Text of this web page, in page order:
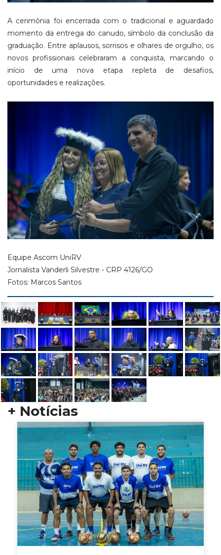
A cerimônia foi encerrada com o tradicional e aguardado
momento da entrega do canudo, símbolo da conclusão da
graduação. Entre aplausos, sorrisos e olhares de orgulho, os
novos profissionais celebraram a conquista, marcando o
início de uma nova etapa repleta de desafios,
oportunidades e realizações.
Equipe Ascom UniRV
Jornalista Vanderli Silvestre - CRP 4126/GO
Fotos: Marcos Santos
+ Notícias